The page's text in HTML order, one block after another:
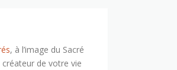
, à l’image du Sacré
de votre vie